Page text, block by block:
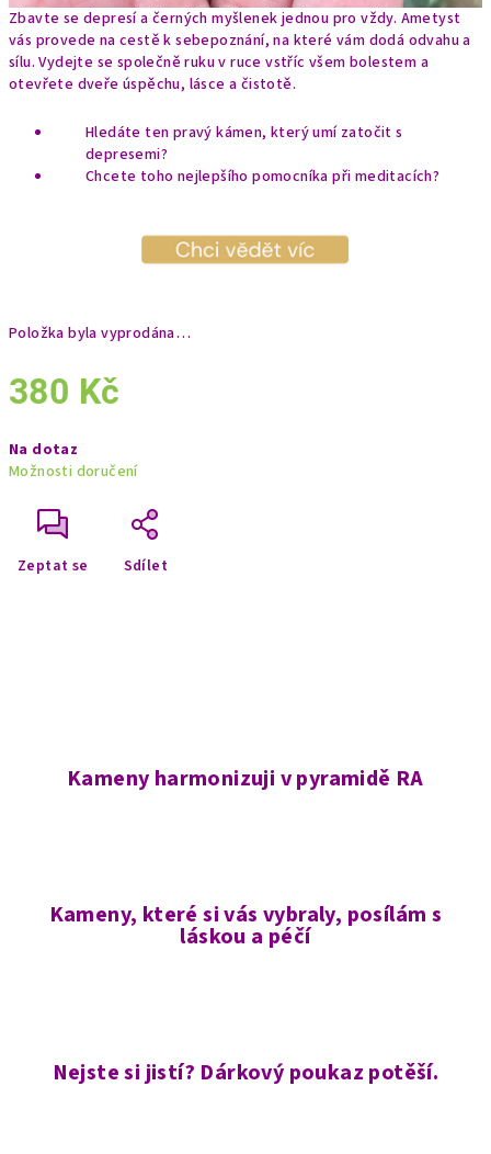
Zbavte se depresí a černých myšlenek jednou pro vždy. Ametyst
vás provede na cestě k sebepoznání, na které vám dodá odvahu a
sílu. Vydejte se společně ruku v ruce vstříc všem bolestem a
otevřete dveře úspěchu, lásce a čistotě.
Hledáte ten pravý kámen, který umí zatočit s
depresemi?
Chcete toho nejlepšího pomocníka při meditacích?
Položka byla vyprodána…
380 Kč
cena:
Na dotaz
Možnosti doručení
Zeptat se Sdílet
Kameny harmonizuji v pyramidě RA
Kameny, které si vás vybraly, posílám s
láskou a péčí
Nejste si jistí? Dárkový poukaz potěší.